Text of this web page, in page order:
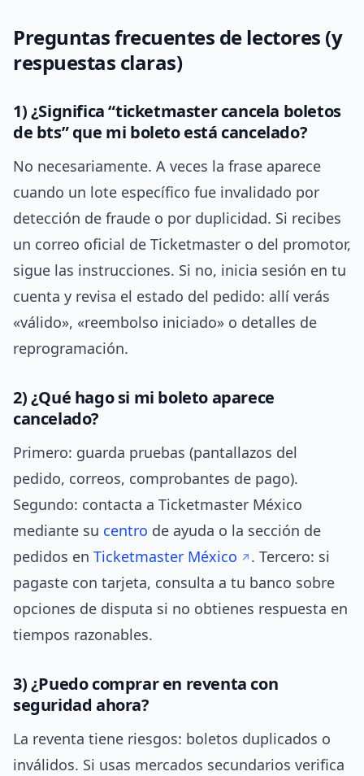
Preguntas frecuentes de lectores (y
respuestas claras)
1) ¿Significa “ticketmaster cancela boletos
de bts” que mi boleto está cancelado?
No necesariamente. A veces la frase aparece
cuando un lote específico fue invalidado por
detección de fraude o por duplicidad. Si recibes
un correo oficial de Ticketmaster o del promotor,
sigue las instrucciones. Si no, inicia sesión en tu
cuenta y revisa el estado del pedido: allí verás
«válido», «reembolso iniciado» o detalles de
reprogramación.
2) ¿Qué hago si mi boleto aparece
cancelado?
Primero: guarda pruebas (pantallazos del
pedido, correos, comprobantes de pago).
Segundo: contacta a Ticketmaster México
mediante su centro de ayuda o la sección de
pedidos en Ticketmaster México
. Tercero: si
pagaste con tarjeta, consulta a tu banco sobre
opciones de disputa si no obtienes respuesta en
tiempos razonables.
3) ¿Puedo comprar en reventa con
seguridad ahora?
La reventa tiene riesgos: boletos duplicados o
inválidos. Si usas mercados secundarios verifica